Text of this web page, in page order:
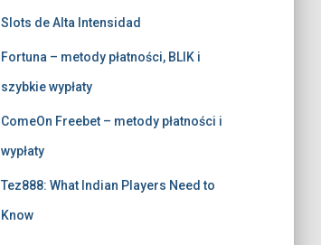
Slots de Alta Intensidad
Fortuna – metody płatności, BLIK i
szybkie wypłaty
ComeOn Freebet – metody płatności i
wypłaty
Tez888: What Indian Players Need to
Know